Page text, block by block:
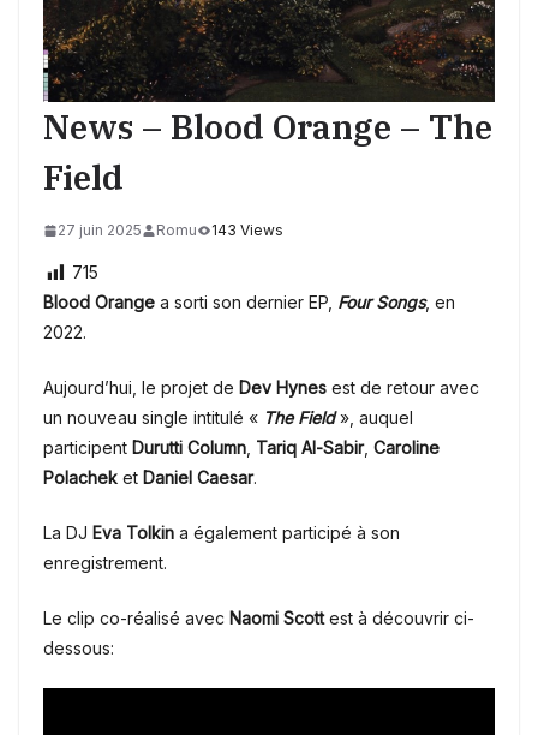
News – Blood Orange – The
Field
27 juin 2025 Romu 143 Views
715
Blood Orange a sorti son dernier EP, Four Songs, en
2022.
Aujourd’hui, le projet de Dev Hynes est de retour avec
un nouveau single intitulé « The Field», auquel
participent Durutti Column Tariq Al-Sabir, Caroline
Polachek et Daniel Caesar.
La DJ Eva Tolkin a également participé à son
enregistrement.
Le clip co-réalisé avec Naomi Scottest à découvrir ci-
dessous: